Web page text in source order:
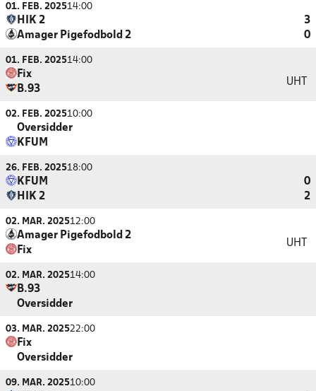
01. FEB. 202514:00
HIK 2
3
Amager Pigefodbold 2
0
01. FEB. 202514:00
Fix
B.93
UHT
02. FEB. 202510:00
Oversidder
KFUM
26. FEB. 202518:00
KFUM
0
HIK 2
2
02. MAR. 202512:00
Amager Pigefodbold 2
Fix
UHT
02. MAR. 202514:00
B.93
Oversidder
03. MAR. 202522:00
Fix
Oversidder
09. MAR. 202510:00